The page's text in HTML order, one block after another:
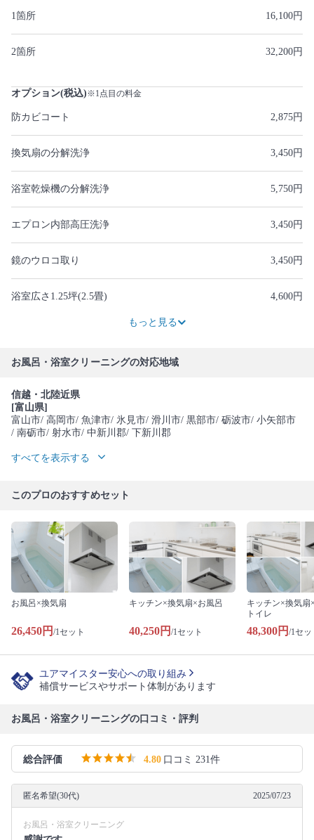
1箇所 16,100円
2箇所 32,200円
オプション(税込)※1点目の料金
防カビコート 2,875円
換気扇の分解洗浄 3,450円
浴室乾燥機の分解洗浄 5,750円
エプロン内部高圧洗浄 3,450円
鏡のウロコ取り 3,450円
浴室広さ1.25坪(2.5畳)
4,600円
もっと見る
お風呂・浴室クリーニングの対応地域
信越・北陸近県
[富山県]
富山市/ 高岡市/ 魚津市/ 氷見市/ 滑川市/ 黒部市/ 砺波市/ 小矢部市
/ 南砺市/ 射水市/ 中新川郡/ 下新川郡
すべてを表示する
このプロのおすすめセット
お風呂×換気扇
26,450円 /1セット
キッチン×換気扇×お風呂
40,250円 /1セット
キッチン×換気扇
トイレ
48,300円 /1セッ
ユアマイスター安心への取り組み
補償サービスやサポート体制があります
お風呂・浴室クリーニングの口コミ・評判
総合評価 4.80 口コミ 231件
匿名希望(30代) 2025/07/23
お風呂・浴室クリーニング